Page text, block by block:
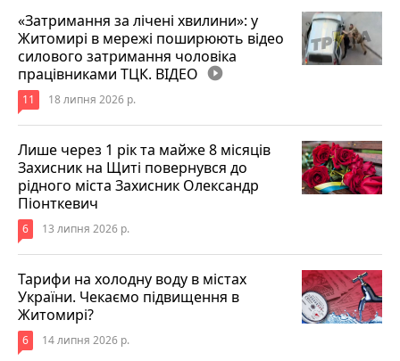
«Затримання за лічені хвилини»: у
Житомирі в мережі поширюють відео
силового затримання чоловіка
працівниками ТЦК. ВІДЕО play_circle_filled
11 18 липня 2026 р.
Лише через 1 рік та майже 8 місяців
Захисник на Щиті повернувся до
рідного міста Захисник Олександр
Піонткевич
6 13 липня 2026 р.
Тарифи на холодну воду в містах
України. Чекаємо підвищення в
Житомирі?
6 14 липня 2026 р.